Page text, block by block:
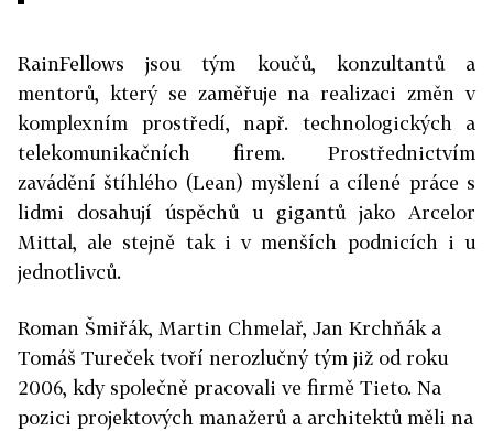
RainFellows jsou tým koučů, konzultantů a
mentorů, který se zaměřuje na realizaci změn v
komplexním prostředí, např. technologických a
telekomunikačních firem. Prostřednictvím
zavádění štíhlého (Lean) myšlení a cílené práce s
lidmi dosahují úspěchů u gigantů jako Arcelor
Mittal, ale stejně tak i v menších podnicích i u
jednotlivců.
Roman Šmiřák, Martin Chmelař, Jan Krchňák a
Tomáš Tureček tvoří nerozlučný tým již od roku
2006, kdy společně pracovali ve firmě Tieto. Na
pozici projektových manažerů a architektů měli na